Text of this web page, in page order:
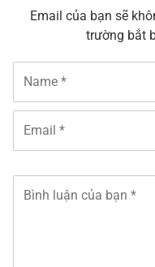
Email của bạn sẽ
trường bắt